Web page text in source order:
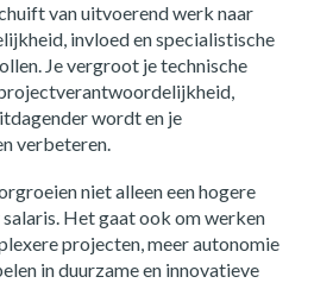
van uitvoerend werk naar
invloed en specialistische
Je vergroot je technische
wordt en je
verbeteren.
niet alleen een hogere
Het gaat ook om werken
projecten, meer autonomie
in duurzame en innovatieve